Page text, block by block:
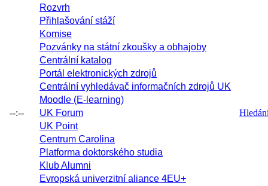
--:--
Rozvrh
Přihlašování stáží
Komise
Pozvánky na státní zkoušky a obhajoby
Centrální katalog
Portál elektronických zdrojů
Centrální vyhledávač informačních zdrojů UK
Moodle (E-learning)
UK Forum
UK Point
Centrum Carolina
Platforma doktorského studia
Klub Alumni
Evropská univerzitní aliance 4EU+